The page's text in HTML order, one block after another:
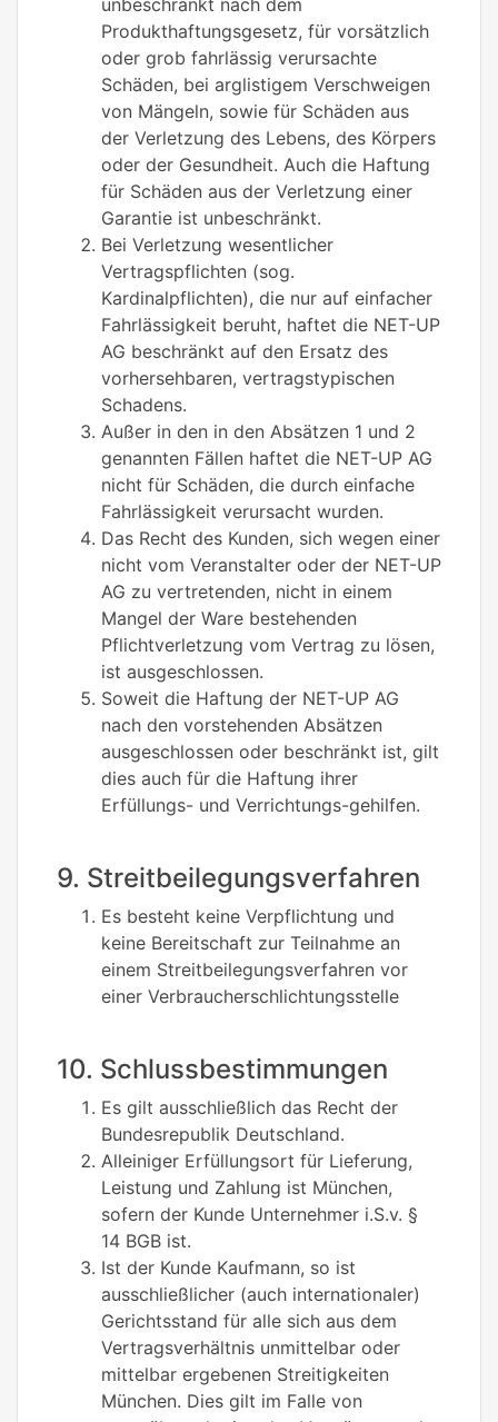
Produkthaftungsgesetz, für vorsätzlich
oder grob fahrlässig verursachte
Schäden, bei arglistigem Verschweigen
von Mängeln, sowie für Schäden aus
der Verletzung des Lebens, des Körpers
oder der Gesundheit. Auch die Haftung
für Schäden aus der Verletzung einer
Garantie ist unbeschränkt.
Bei Verletzung wesentlicher
Vertragspflichten (sog.
Kardinalpflichten), die nur auf einfacher
Fahrlässigkeit beruht, haftet die NET-UP
AG beschränkt auf den Ersatz des
vorhersehbaren, vertragstypischen
Schadens.
Außer in den in den Absätzen 1 und 2
genannten Fällen haftet die NET-UP AG
nicht für Schäden, die durch einfache
Fahrlässigkeit verursacht wurden.
Das Recht des Kunden, sich wegen einer
nicht vom Veranstalter oder der NET-UP
AG zu vertretenden, nicht in einem
Mangel der Ware bestehenden
Pflichtverletzung vom Vertrag zu lösen,
ist ausgeschlossen.
Soweit die Haftung der NET-UP AG
nach den vorstehenden Absätzen
ausgeschlossen oder beschränkt ist, gilt
dies auch für die Haftung ihrer
Erfüllungs- und Verrichtungs-gehilfen.
9. Streitbeilegungsverfahren
Es besteht keine Verpflichtung und
keine Bereitschaft zur Teilnahme an
einem Streitbeilegungsverfahren vor
einer Verbraucherschlichtungsstelle
10. Schlussbestimmungen
Es gilt ausschließlich das Recht der
Bundesrepublik Deutschland.
Alleiniger Erfüllungsort für Lieferung,
Leistung und Zahlung ist München,
sofern der Kunde Unternehmer i.S.v. §
14 BGB ist.
Ist der Kunde Kaufmann, so ist
ausschließlicher (auch internationaler)
Gerichtsstand für alle sich aus dem
Vertragsverhältnis unmittelbar oder
mittelbar ergebenen Streitigkeiten
München. Dies gilt im Falle von